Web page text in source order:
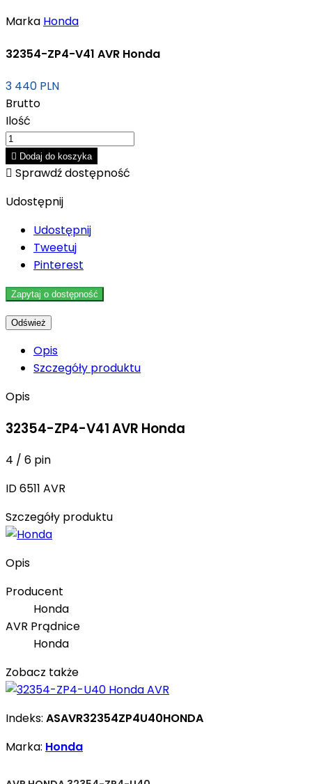
Marka Honda
32354-ZP4-V41 AVR Honda
3 440 PLN
Brutto
Ilość
 Dodaj do koszyka
 Sprawdź dostępność
Udostępnij
Udostępnij
Tweetuj
Pinterest
Zapytaj o dostępność
Opis
Szczegóły produktu
Opis
32354-ZP4-V41 AVR Honda
4 / 6 pin
ID 6511 AVR
Szczegóły produktu
Opis
Producent
Honda
AVR Prądnice
Honda
Zobacz także
Indeks: ASAVR32354ZP4U40HONDA
Marka: Honda